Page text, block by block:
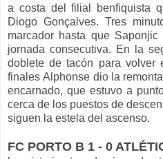
a costa del filial benfiquista
Diogo Gonçalves. Tres
marcador hasta que
jornada consecutiva. En la
doblete de tacón para volver
finales Alphonse dio la
encarnado, que estuvo a
cerca de los puestos de
siguen la estela del ascenso.
FC PORTO B 1 - 0